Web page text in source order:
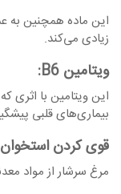
این ماده همچنین به
زیادی می‌کند.
ویتامین
این ویتامین با اثری
بیماری‌های قلبی
قوی کردن
مرغ سرشار از مواد